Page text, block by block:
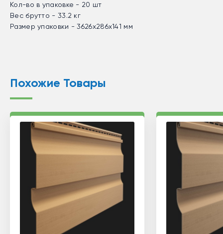
Кол-во в упаковке - 20 шт
Вес брутто - 33.2 кг
Размер упаковки - 3626х286х141 мм
Похожие Товары